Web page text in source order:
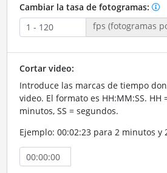
Cambiar la tasa de fotogramas:
fps (fotogramas
Cortar video:
Introduce las marcas de tiempo
video. El formato es HH:MM:SS. HH
minutos, SS = segundos.
Ejemplo: 00:02:23 para 2 minutos y